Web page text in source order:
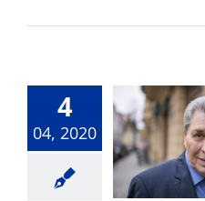
4
04, 2020
für